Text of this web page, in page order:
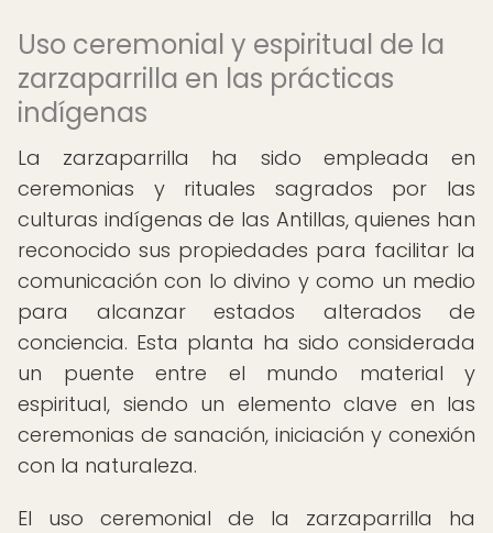
Uso ceremonial y espiritual de la
zarzaparrilla en las prácticas
indígenas
La zarzaparrilla ha sido empleada en
ceremonias y rituales sagrados por las
culturas indígenas de las Antillas, quienes han
reconocido sus propiedades para facilitar la
comunicación con lo divino y como un medio
para alcanzar estados alterados de
conciencia. Esta planta ha sido considerada
un puente entre el mundo material y
espiritual, siendo un elemento clave en las
ceremonias de sanación, iniciación y conexión
con la naturaleza.
El uso ceremonial de la zarzaparrilla ha